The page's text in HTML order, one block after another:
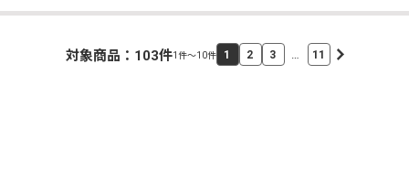
対象商品： 103件1件～10件 1 2 3 … 11